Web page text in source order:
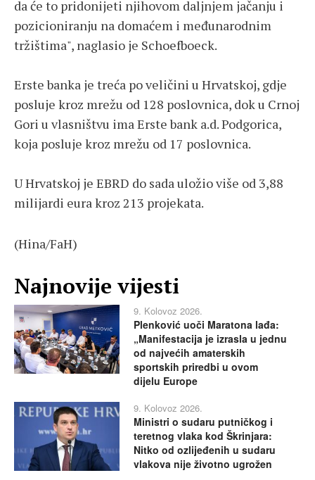
da će to pridonijeti njihovom daljnjem jačanju i
pozicioniranju na domaćem i međunarodnim
tržištima", naglasio je Schoefboeck.
Erste banka je treća po veličini u Hrvatskoj, gdje
posluje kroz mrežu od 128 poslovnica, dok u Crnoj
Gori u vlasništvu ima Erste bank a.d. Podgorica,
koja posluje kroz mrežu od 17 poslovnica.
U Hrvatskoj je EBRD do sada uložio više od 3,88
milijardi eura kroz 213 projekata.
(Hina/FaH)
Najnovije vijesti
9. Kolovoz 2026.
Plenković uoči Maratona lađa:
„Manifestacija je izrasla u jednu
od najvećih amaterskih
sportskih priredbi u ovom
dijelu Europe
9. Kolovoz 2026.
Ministri o sudaru putničkog i
teretnog vlaka kod Škrinjara:
Nitko od ozlijeđenih u sudaru
vlakova nije životno ugrožen